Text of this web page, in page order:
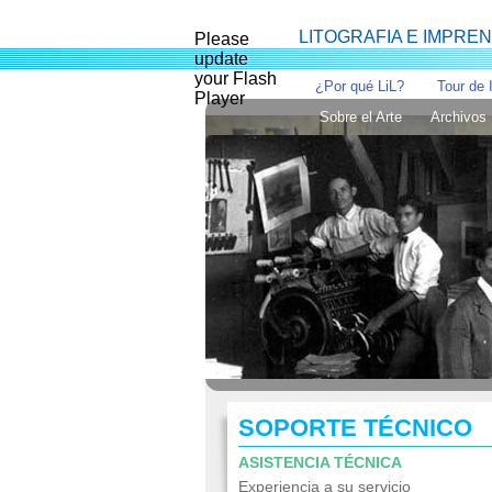
LITOGRAFIA E
Please
update
your Flash
Player
¿Por qué LiL? Tour de
Sobre el Arte
Archivos
Somos especialistas en la
Fundado en San José, Costa Rica
SOPORTE TÉCNICO
ASISTENCIA TÉCNICA
Experiencia a su servicio